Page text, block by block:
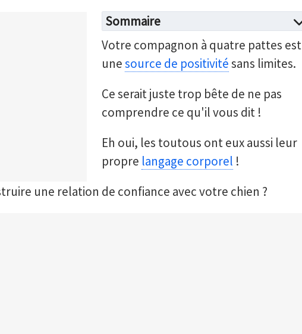
Sommaire
Votre compagnon à quatre pattes est
unesource de positivitésans limites.
Ce serait juste trop bête de ne pas
comprendre ce qu'il vous dit !
Eh oui, les toutous ont eux aussi leur
propre langage corporel !
une relation de confiance avec votre chien ?